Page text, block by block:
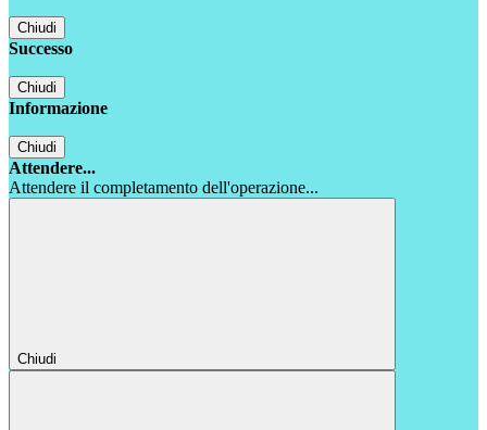
Chiudi
Successo
Chiudi
Informazione
Chiudi
Attendere...
Attendere il completamento dell'operazione...
Chiudi